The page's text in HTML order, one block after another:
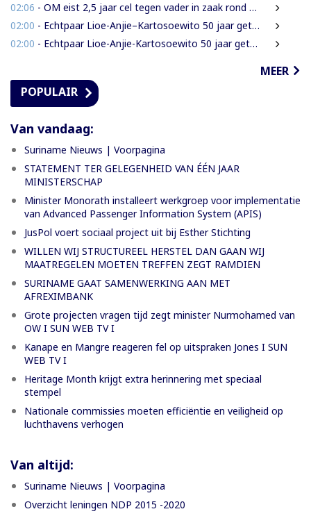
02:06 - OM eist 2,5 jaar cel tegen vader in zaak rond mishandeling en verwaarlozing
02:00 - Echtpaar Lioe-Anjie–Kartosoewito 50 jaar getrouwd
02:00 - Echtpaar Lioe-Anjie-Kartosoewito 50 jaar getrouwd
MEER
POPULAIR
Van vandaag:
Suriname Nieuws | Voorpagina
STATEMENT TER GELEGENHEID VAN ÉÉN JAAR
MINISTERSCHAP
Minister Monorath installeert werkgroep voor implementatie
van Advanced Passenger Information System (APIS)
JusPol voert sociaal project uit bij Esther Stichting
WILLEN WIJ STRUCTUREEL HERSTEL DAN GAAN WIJ
MAATREGELEN MOETEN TREFFEN ZEGT RAMDIEN
SURINAME GAAT SAMENWERKING AAN MET
AFREXIMBANK
Grote projecten vragen tijd zegt minister Nurmohamed van
OW I SUN WEB TV I
Kanape en Mangre reageren fel op uitspraken Jones I SUN
WEB TV I
Heritage Month krijgt extra herinnering met speciaal
stempel
Nationale commissies moeten efficiëntie en veiligheid op
luchthavens verhogen
Van altijd:
Suriname Nieuws | Voorpagina
Overzicht leningen NDP 2015 -2020